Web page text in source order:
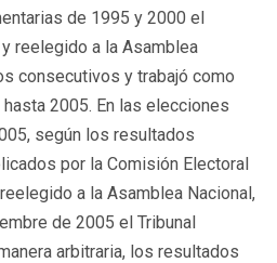
de 1995 y 2000 el
reelegido a la Asamblea
consecutivos y trabajó como
2005. En las elecciones
según los resultados
por la Comisión Electoral
a la Asamblea Nacional,
de 2005 el Tribunal
arbitraria, los resultados